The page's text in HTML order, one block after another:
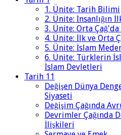
1. Ünite: Tarih Bilimi
2. Ünite: İnsanlığın
3. Ünite: Orta
4. Ünite: İlk ve Orta
5. Ünite: İslam
6. Ünite: Türklerin
İslam Devletleri
Tarih 11
Değişen Dünya
Siyaseti
Değişim Çağında
Devrimler Çağında
İlişkileri